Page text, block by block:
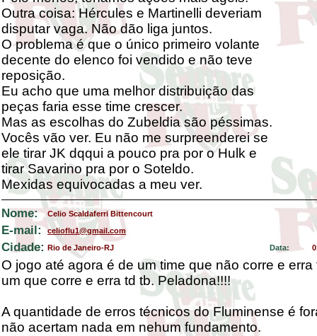
Outra coisa: Hércules e Martinelli deveriam
disputar vaga. Não dão liga juntos.
O problema é que o único primeiro volante
decente do elenco foi vendido e não teve
reposição.
Eu acho que uma melhor distribuição das
peças faria esse time crescer.
Mas as escolhas do Zubeldia são péssimas.
Vocês vão ver. Eu não me surpreenderei se
ele tirar JK dqqui a pouco pra por o Hulk e
tirar Savarino pra por o Soteldo.
Mexidas equivocadas a meu ver.
Nome: Celio Scaldaferri Bittencourt
E-mail: celioflu1@gmail.com
Cidade: Rio de Janeiro-RJ Data:
O jogo até agora é de um time que não corre e erra
um que corre e erra td tb. Peladona!!!!
A quantidade de erros técnicos do Fluminense é
não acertam nada em nehum fundamento.